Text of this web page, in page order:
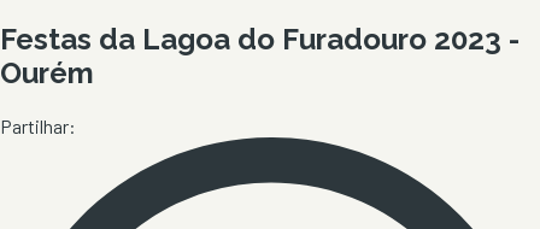
Festas da Lagoa do Furadouro 2023 -
Ourém
Partilhar: